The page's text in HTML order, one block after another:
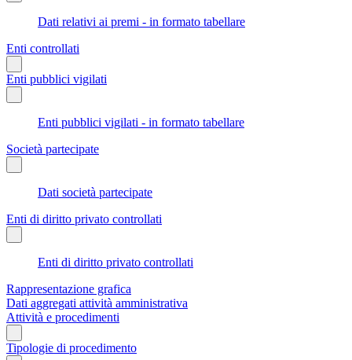
Dati relativi ai premi - in formato tabellare
Enti controllati
Enti pubblici vigilati
Enti pubblici vigilati - in formato tabellare
Società partecipate
Dati società partecipate
Enti di diritto privato controllati
Enti di diritto privato controllati
Rappresentazione grafica
Dati aggregati attività amministrativa
Attività e procedimenti
Tipologie di procedimento